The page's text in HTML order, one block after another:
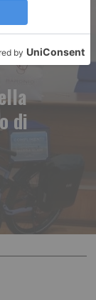
di